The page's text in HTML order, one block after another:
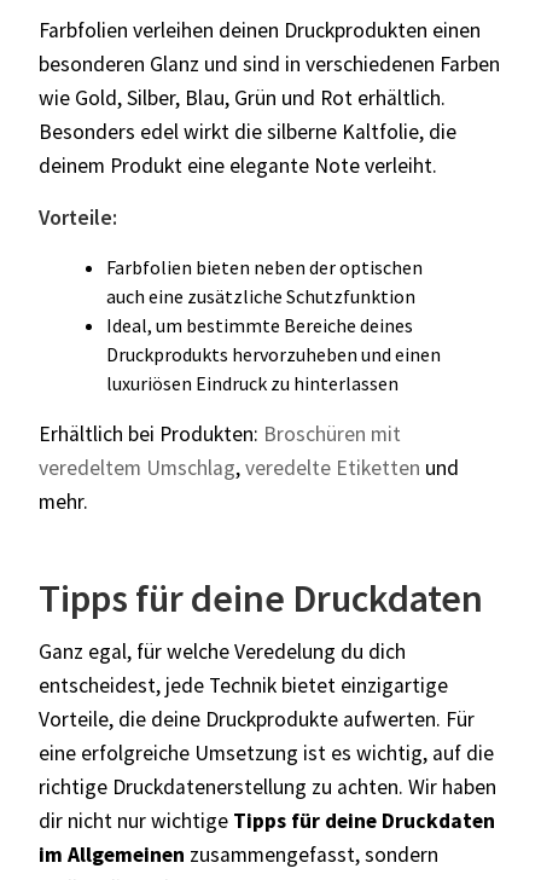
Farbfolien verleihen deinen Druckprodukten einen
besonderen Glanz und sind in verschiedenen Farben
wie Gold, Silber, Blau, Grün und Rot erhältlich.
Besonders edel wirkt die silberne Kaltfolie, die
deinem Produkt eine elegante Note verleiht.
Vorteile:
Farbfolien bieten neben der optischen
auch eine zusätzliche Schutzfunktion
Ideal, um bestimmte Bereiche deines
Druckprodukts hervorzuheben und einen
luxuriösen Eindruck zu hinterlassen
Erhältlich bei Produkten: Broschüren mit
veredeltem Umschlag,veredelte Etiketten und
mehr.
Tipps für deine Druckdaten
Ganz egal, für welche Veredelung du dich
entscheidest, jede Technik bietet einzigartige
Vorteile, die deine Druckprodukte aufwerten. Für
eine erfolgreiche Umsetzung ist es wichtig, auf die
richtige Druckdatenerstellung zu achten. Wir haben
dir nicht nur wichtige Tipps für deine Druckdaten
im Allgemeinen zusammengefasst, sondern